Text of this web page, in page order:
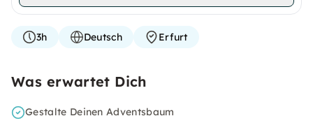
3h Deutsch Erfurt
Was erwartet Dich
Gestalte Deinen Adventsbaum